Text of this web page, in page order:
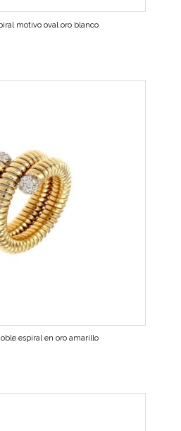
motivo oval oro blanco
espiral en oro amarillo